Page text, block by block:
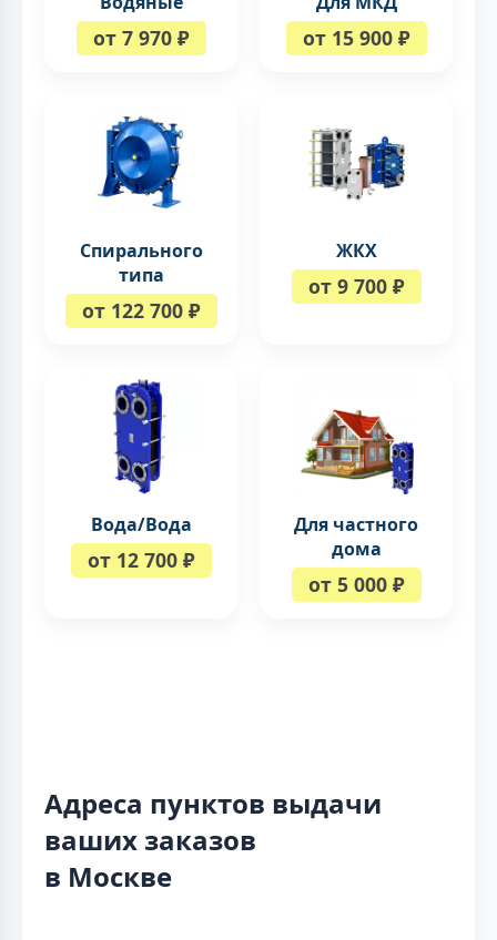
от 7 970 ₽ от 15 900 ₽
Спирального
типа
от 122 700 ₽
ЖКХ
от 9 700 ₽
Вода/Вода
от 12 700 ₽
Для частного
дома
от 5 000 ₽
Адреса пунктов выдачи
ваших заказов
в Москве